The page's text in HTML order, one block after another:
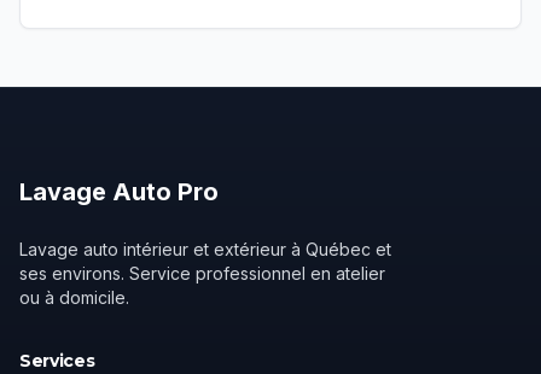
Lavage Auto Pro
Lavage auto intérieur et extérieur à Québec et
ses environs. Service professionnel en atelier
ou à domicile.
Services